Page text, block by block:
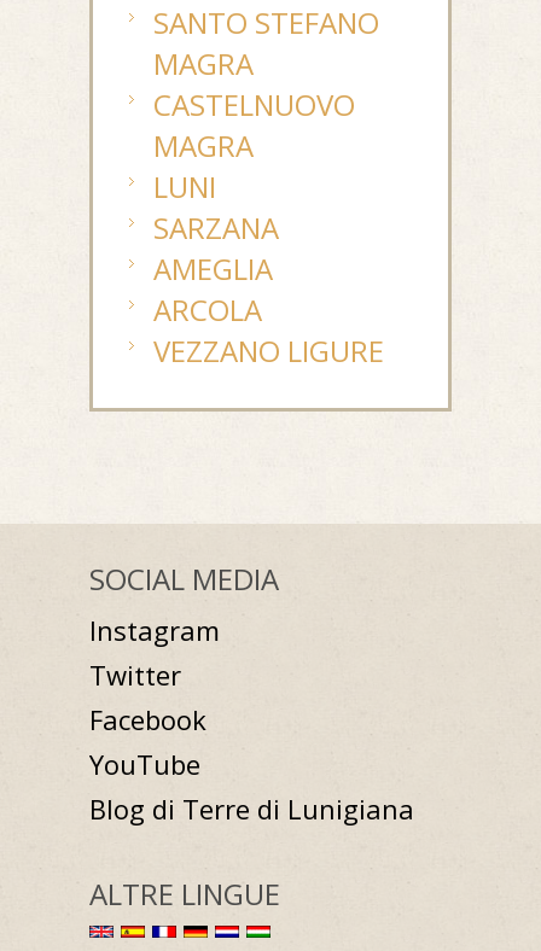
SANTO STEFANO
MAGRA
CASTELNUOVO
MAGRA
LUNI
SARZANA
AMEGLIA
ARCOLA
VEZZANO LIGURE
SOCIAL MEDIA
Instagram
Twitter
Facebook
YouTube
Blog di Terre di Lunigiana
ALTRE LINGUE